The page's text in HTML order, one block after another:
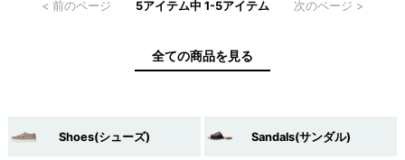
< 前のページ 5アイテム中 1-5アイテム 次のページ >
全ての商品を見る
Shoes(シューズ) Sandals(サンダル)